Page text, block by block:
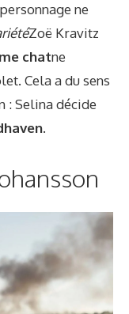
ne
Zoë Kravitz
chatne
Cela a du sens
: Selina décide
.